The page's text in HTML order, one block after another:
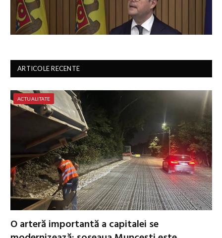
ARTICOLE RECENTE
ACTUALITATE
O arteră importantă a capitalei se